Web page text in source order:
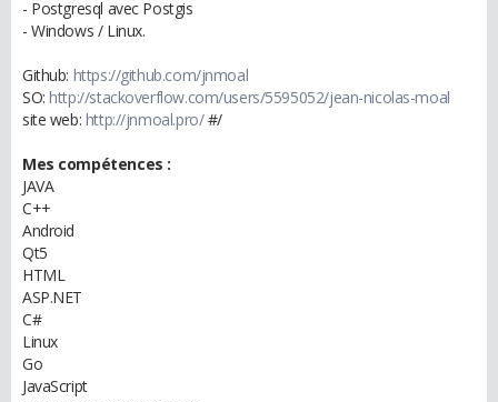
- Postgresql avec Postgis
- Windows / Linux.
Github: https://github.com/jnmoal
SO:http://stackoverflow.com/users/5595052/jean-nicolas-moal
site web: http://jnmoal.pro/#/
Mes compétences :
JAVA
C++
Android
Qt5
HTML
ASP.NET
C#
Linux
Go
JavaScript